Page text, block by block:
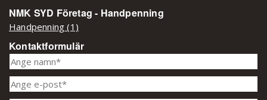
NMK SYD Företag - Handpenning
Handpenning (1)
Kontaktformulär